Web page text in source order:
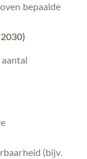
bepaalde
(bijv.